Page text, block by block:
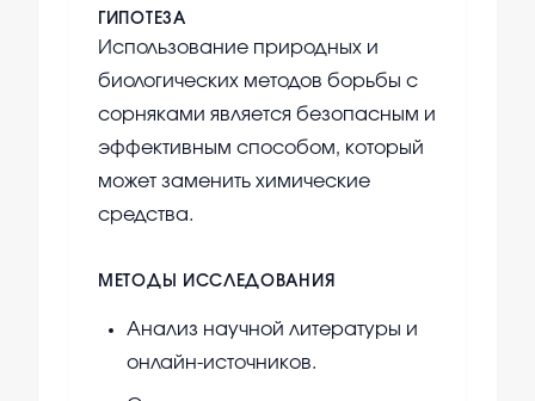
ГИПОТЕЗА
Использование природных и
биологических методов борьбы с
сорняками является безопасным и
эффективным способом, который
может заменить химические
средства.
МЕТОДЫ ИССЛЕДОВАНИЯ
Анализ научной литературы и
онлайн-источников.